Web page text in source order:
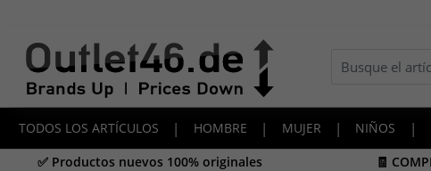
TODOS LOS ARTÍCULOS | HOMBRE | MUJER | NIÑOS |
✅ Productos nuevos 100% originales
🧾